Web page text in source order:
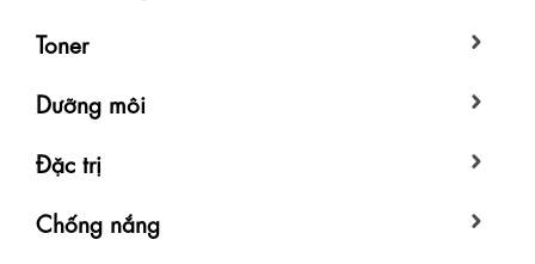
Toner
Dưỡng môi
Đặc trị
Chống nắng